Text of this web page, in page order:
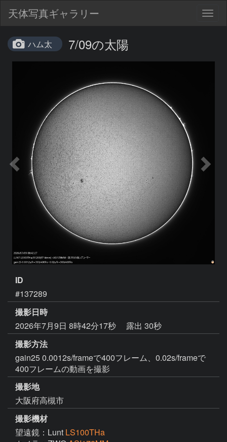
天体写真ギャラリー
ハム太 7/09の太陽
ID
#137289
撮影日時
2026年7月9日 8時42分17秒
露出 30秒
撮影方法
gain25 0.0012s/frameで400フレーム、0.02s/frameで
400フレームの動画を撮影
撮影地
大阪府高槻市
撮影機材
望遠鏡：Lunt LS100THa